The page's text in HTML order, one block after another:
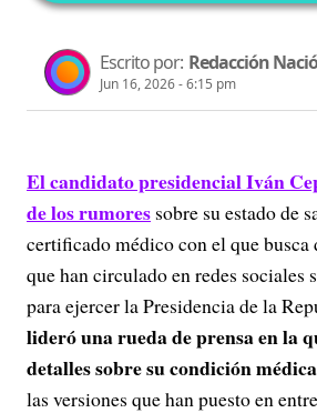
Escrito por: Redacción
Jun 16, 2026 - 6:15 pm
El candidato presidencial Iván
de los rumores sobre su estado de
certificado médico con el que busca
que han circulado en redes sociales
para ejercer la Presidencia de la
lideró una rueda de prensa en la
detalles sobre su condición
las versiones que han puesto en